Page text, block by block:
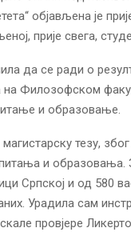
објављена је
прије свега,
да се ради о
на Филозофском
и образовање.
тезу,
и образовања.
Српској и од 580
Урадила сам
провјере